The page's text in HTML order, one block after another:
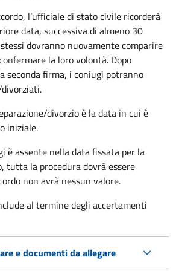
l’ufficiale di stato civile ricorderà
data, successiva di almeno 30
dovranno nuovamente comparire
la loro volontà. Dopo
seconda firma, i coniugi potranno
divorzio è la data in cui è
iniziale.
è assente nella data fissata per la
tutta la procedura dovrà essere
non avrà nessun valore.
al termine degli accertamenti
e documenti da allegare